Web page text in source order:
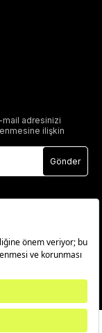
mail adresinizi
ilişkin
Gönder